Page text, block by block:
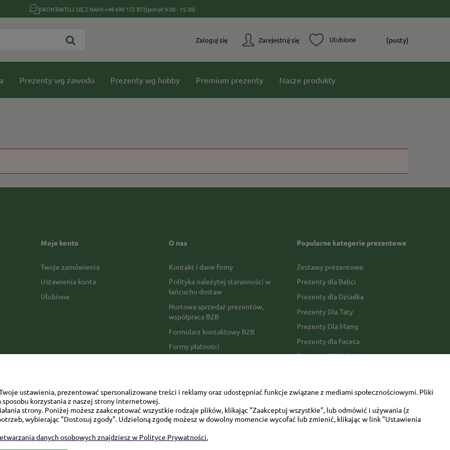
SKONTAKTUJ SIĘ Z NAMI:+48 690 172 872(pon-pt 9:00 - 15:30)
Zarejestruj się
Zaloguj się (pusty)
Prezenty wg zawodu Prezenty wg hobby Premium prezenty Nasze produkty
Moje konto
Twoje zamówienia
Ustawienia konta
Ulubione
O nas
Kontakt i dane firmy
Polityka należytej staranności w
łańcuchu dostaw
Hurtowa sprzedaż prezentów,
współpraca B2B
Formularz kontaktowy B2B
Formy płatności
Opinie Trustmate
Mapa kategorii
Popularne kategorie prezentowe
Zestawy prezentowe
Prezenty dla Babci
Prezenty dla Dziadka
Prezenty Dla Taty
Prezenty Dla Mamy
Prezenty dla Faceta
Prezenty Dla Kobiety
ustawienia, prezentować spersonalizowane treści i reklamy oraz udostępniać funkcje związane z mediami społecznościowymi. Pliki
korzystania z naszej strony internetowej.
strony. Poniżej możesz zaakceptować wszystkie rodzaje plików, klikając "Zaakceptuj wszystkie", lub odmówić i używania (z
wybierając "Dostosuj zgody". Udzieloną zgodę możesz w dowolny momencie wycofać lub zmienić, klikając w link "Ustawienia
danych osobowych znajdziesz w Polityce Prywatności.